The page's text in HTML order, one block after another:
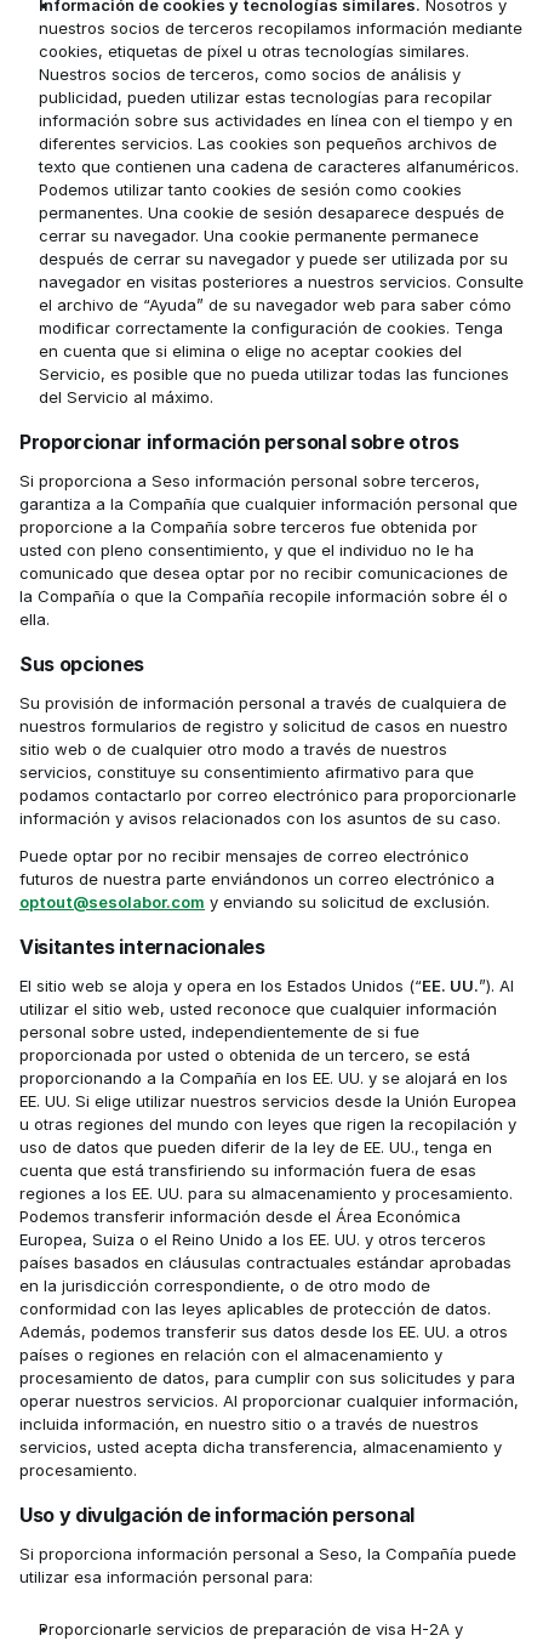
Información de cookies y tecnologías similares. Nosotros y
nuestros socios de terceros recopilamos información mediante
cookies, etiquetas de píxel u otras tecnologías similares.
Nuestros socios de terceros, como socios de análisis y
publicidad, pueden utilizar estas tecnologías para recopilar
información sobre sus actividades en línea con el tiempo y en
diferentes servicios. Las cookies son pequeños archivos de
texto que contienen una cadena de caracteres alfanuméricos.
Podemos utilizar tanto cookies de sesión como cookies
permanentes. Una cookie de sesión desaparece después de
cerrar su navegador. Una cookie permanente permanece
después de cerrar su navegador y puede ser utilizada por su
navegador en visitas posteriores a nuestros servicios. Consulte
el archivo de “Ayuda” de su navegador web para saber cómo
modificar correctamente la configuración de cookies. Tenga
en cuenta que si elimina o elige no aceptar cookies del
Servicio, es posible que no pueda utilizar todas las funciones
del Servicio al máximo.
Proporcionar información personal sobre otros
Si proporciona a Seso información personal sobre terceros,
garantiza a la Compañía que cualquier información personal que
proporcione a la Compañía sobre terceros fue obtenida por
usted con pleno consentimiento, y que el individuo no le ha
comunicado que desea optar por no recibir comunicaciones de
la Compañía o que la Compañía recopile información sobre él o
ella.‍
Sus opciones
Su provisión de información personal a través de cualquiera de
nuestros formularios de registro y solicitud de casos en nuestro
sitio web o de cualquier otro modo a través de nuestros
servicios, constituye su consentimiento afirmativo para que
podamos contactarlo por correo electrónico para proporcionarle
información y avisos relacionados con los asuntos de su caso.
Puede optar por no recibir mensajes de correo electrónico
optout@sesolabor.com y enviando su solicitud de exclusión.
Visitantes internacionales
El sitio web se aloja y opera en los Estados Unidos (“EE. UU.”). Al
utilizar el sitio web, usted reconoce que cualquier información
personal sobre usted, independientemente de si fue
proporcionada por usted o obtenida de un tercero, se está
proporcionando a la Compañía en los EE. UU. y se alojará en los
EE. UU. Si elige utilizar nuestros servicios desde la Unión Europea
u otras regiones del mundo con leyes que rigen la recopilación y
uso de datos que pueden diferir de la ley de EE. UU., tenga en
cuenta que está transfiriendo su información fuera de esas
regiones a los EE. UU. para su almacenamiento y procesamiento.
Podemos transferir información desde el Área Económica
Europea, Suiza o el Reino Unido a los EE. UU. y otros terceros
países basados en cláusulas contractuales estándar aprobadas
en la jurisdicción correspondiente, o de otro modo de
conformidad con las leyes aplicables de protección de datos.
Además, podemos transferir sus datos desde los EE. UU. a otros
países o regiones en relación con el almacenamiento y
procesamiento de datos, para cumplir con sus solicitudes y para
operar nuestros servicios. Al proporcionar cualquier información,
incluida información, en nuestro sitio o a través de nuestros
servicios, usted acepta dicha transferencia, almacenamiento y
procesamiento.
Uso y divulgación de información personal
Si proporciona información personal a Seso, la Compañía puede
utilizar esa información personal para:
Proporcionarle servicios de preparación de visa H-2A y